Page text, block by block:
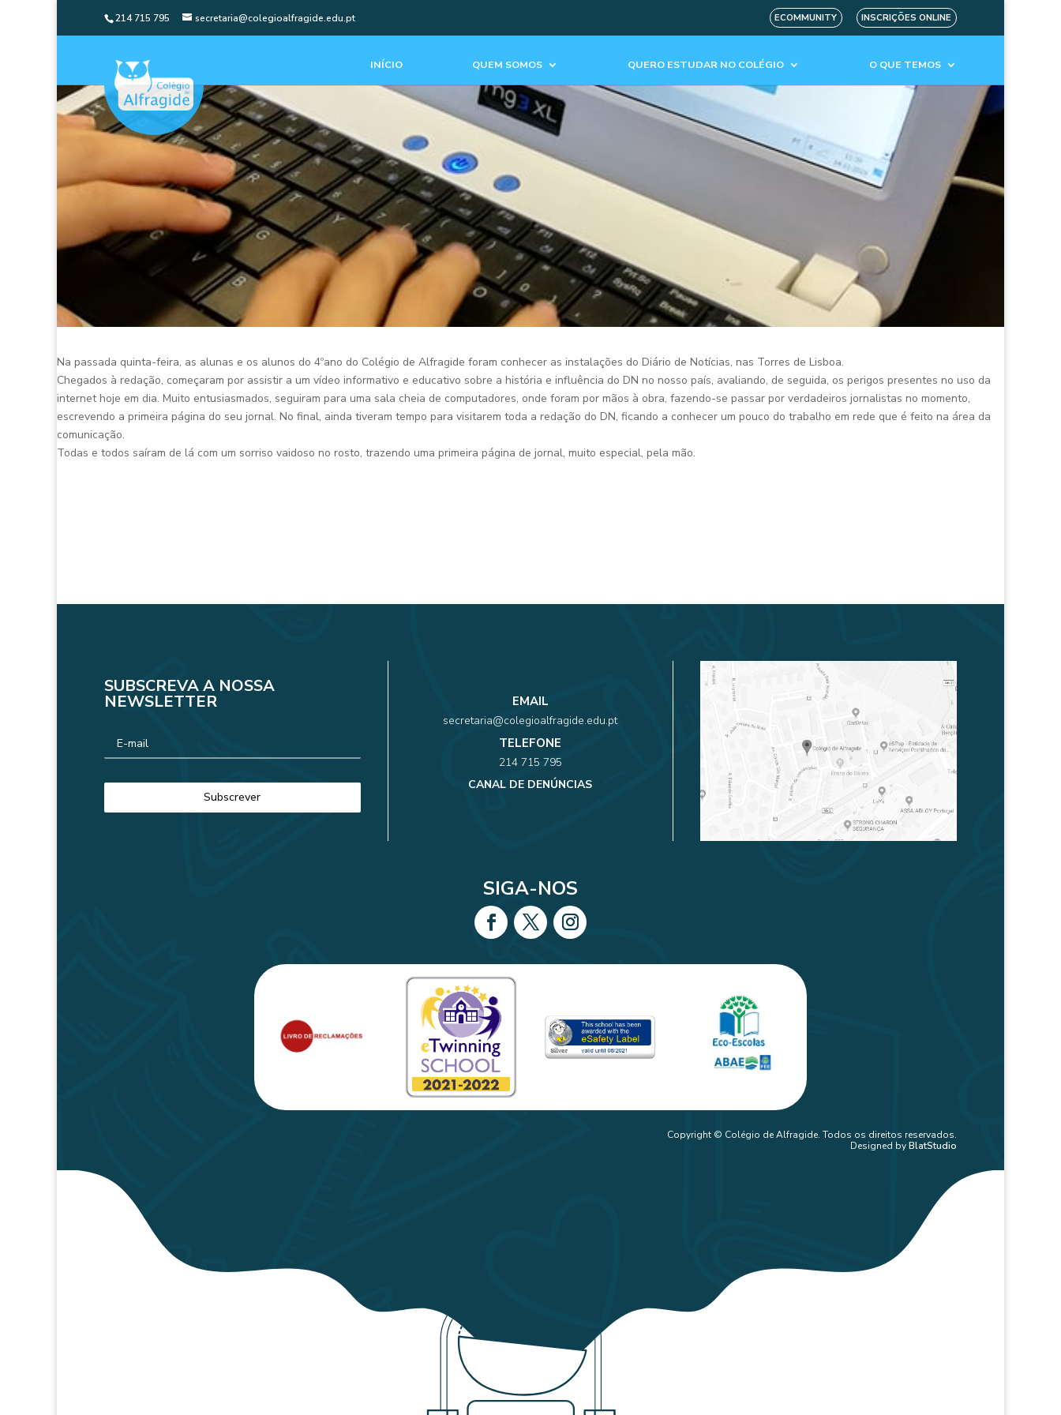
214 715 795 secretaria@colegioalfragide.edu.pt ECOMMUNITY INSCRIÇÕES ONLINE
INÍCIO QUEM SOMOS QUERO ESTUDAR NO COLÉGIO O QUE TEMOS
Na passada quinta-feira, as alunas e os alunos do 4ºano do Colégio de Alfragide foram conhecer as instalações do Diário de Notícias, nas Torres de Lisboa.
Chegados à redação, começaram por assistir a um vídeo informativo e educativo sobre a história e influência do DN no nosso país, avaliando, de seguida, os perigos presentes no uso da
internet hoje em dia. Muito entusiasmados, seguiram para uma sala cheia de computadores, onde foram por mãos à obra, fazendo-se passar por verdadeiros jornalistas no momento,
escrevendo a primeira página do seu jornal. No final, ainda tiveram tempo para visitarem toda a redação do DN, ficando a conhecer um pouco do trabalho em rede que é feito na área da
comunicação.
Todas e todos saíram de lá com um sorriso vaidoso no rosto, trazendo uma primeira página de jornal, muito especial, pela mão.
SUBSCREVA A NOSSA
NEWSLETTER EMAIL
secretaria@colegioalfragide.edu.pt
TELEFONE
214 715 795
CANAL DE DENÚNCIAS
SIGA-NOS
Copyright © Colégio de Alfragide. Todos os direitos reservados.
Designed byBlatStudio